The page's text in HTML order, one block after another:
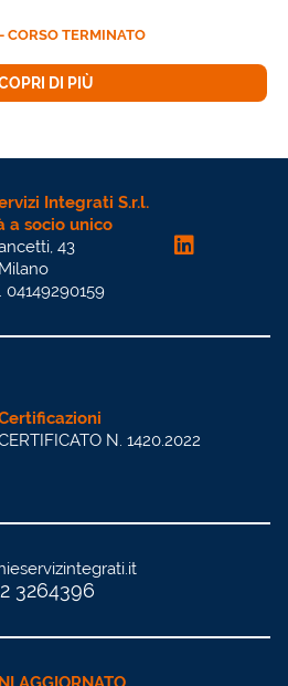
- CORSO TERMINATO
DI PIÙ
Integrati S.r.l.
a socio unico
43
04149290159
N. 1420.2022
3264396